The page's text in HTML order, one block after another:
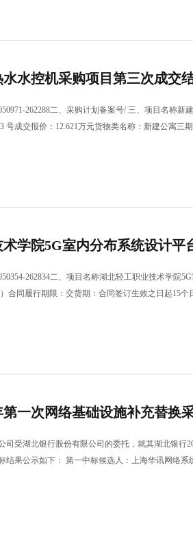
水控机采购项目第三次成交
262288二、采购计划备案号/ 三、项目名称
号成交报价：12.621万元货物类名称：新建公寓
学院5G室内分布系统设计平
262834二、项目名称湖北轻工职业技术学
合同履行期限：交货期：合同签订生效之日起15
第一次网络基础设施补充替换
司受湖北银行股份有限公司的委托，就其湖北银行
结果公示如下： 第一中标候选人：上海华讯网络